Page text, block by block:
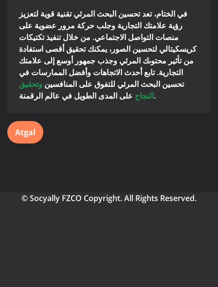
في الختام، تعد تحسين البحث المرئي تقنية قوية لتعزيز
رؤية علامتك التجارية وجلب حركة مرور عضوية على
منصات التواصل الاجتماعي. من خلال تنفيذ تكتيكات
كريسكيتالي لتحسين الصور، يمكنك تحقيق أقصى استفادة
من تأثير محتوىك المرئي وجذب جمهور أوسع إلى علامتك
التجارية. تابع أحدث الاتجاهات وأفضل الممارسات في
تحسين البحث المرئي للتفوق على المنافسين وتحقيق
النجاحعلى المدى الطويل في عالم الرقمنة.
Atgal
© Socyally FZCO Copyright. All Rights Reserved.